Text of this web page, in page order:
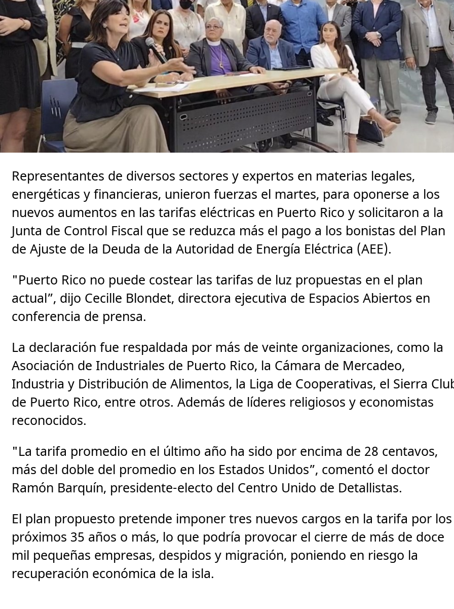
Representantes de diversos sectores y expertos en materias legales,
energéticas y financieras, unieron fuerzas el martes, para oponerse a los
nuevos aumentos en las tarifas eléctricas en Puerto Rico y solicitaron a la
Junta de Control Fiscal que se reduzca más el pago a los bonistas del Plan
de Ajuste de la Deuda de la Autoridad de Energía Eléctrica (AEE).
"Puerto Rico no puede costear las tarifas de luz propuestas en el plan
actual”, dijo Cecille Blondet, directora ejecutiva de Espacios Abiertos en
conferencia de prensa.
La declaración fue respaldada por más de veinte organizaciones, como la
Asociación de Industriales de Puerto Rico, la Cámara de Mercadeo,
Industria y Distribución de Alimentos, la Liga de Cooperativas, el Sierra
de Puerto Rico, entre otros. Además de líderes religiosos y economistas
reconocidos.
"La tarifa promedio en el último año ha sido por encima de 28 centavos,
más del doble del promedio en los Estados Unidos”, comentó el doctor
Ramón Barquín, presidente-electo del Centro Unido de Detallistas.
El plan propuesto pretende imponer tres nuevos cargos en la tarifa por los
próximos 35 años o más, lo que podría provocar el cierre de más de doce
mil pequeñas empresas, despidos y migración, poniendo en riesgo la
recuperación económica de la isla.